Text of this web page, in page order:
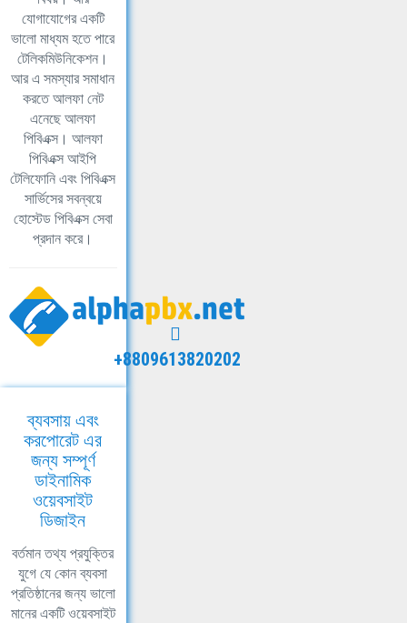
যোগাযোগের একটি
ভালো মাধ্যম হতে পারে
টেলিকমিউনিকেশন।
আর এ সমস্যার সমাধান
করতে আলফা নেট
এনেছে আলফা
পিবিএক্স। আলফা
পিবিএক্স আইপি
টেলিফোনি এবং পিবিএক্স
সার্ভিসের সবন্বয়ে
হোস্টেড পিবিএক্স সেবা
প্রদান করে।
+8809613820202
ব্যবসায় এবং
করপোরেট এর
জন্য সম্পূর্ণ
ডাইনামিক
ওয়েবসাইট
ডিজাইন
বর্তমান তথ্য প্রযুক্তির
যুগে যে কোন ব্যবসা
প্রতিষ্ঠানের জন্য ভালো
মানের একটি ওয়েবসাইট